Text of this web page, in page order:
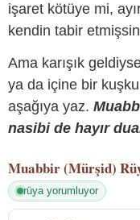
işaret kötüye mi,
kendin tabir
Ama karışık
ya da içine bir
aşağıya yaz.
nasibi de hayır
Muabbir (Mürşid)
rüya yorumluyor